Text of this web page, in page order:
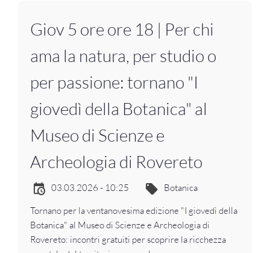
Giov 5 ore ore 18 | Per chi
ama la natura, per studio o
per passione: tornano "I
giovedì della Botanica" al
Museo di Scienze e
Archeologia di Rovereto
03.03.2026 - 10:25 Botanica
Tornano per la ventanovesima edizione "I giovedì della
Botanica" al Museo di Scienze e Archeologia di
Rovereto: incontri gratuiti per scoprire la ricchezza